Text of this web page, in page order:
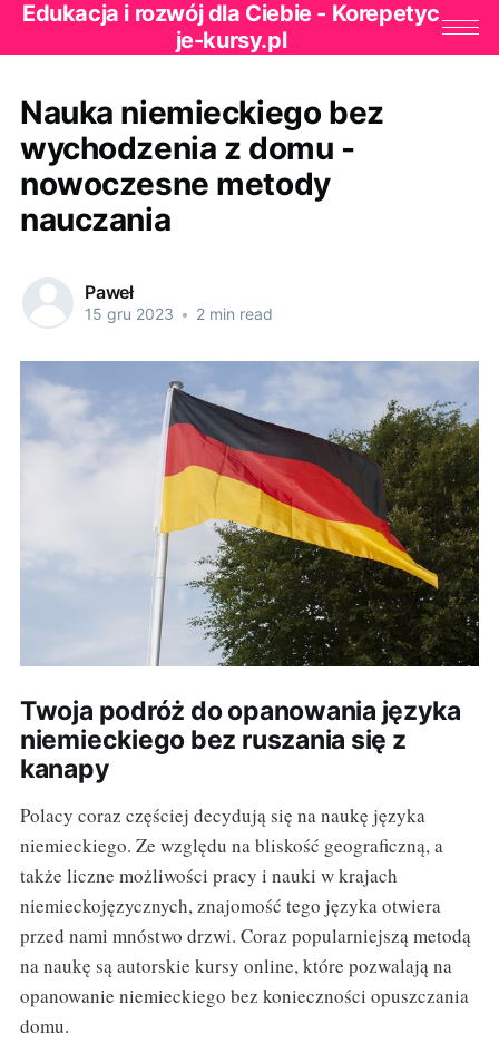
Edukacja i rozwój dla Ciebie - Korepetyc
je-kursy.pl
Nauka niemieckiego bez
wychodzenia z domu -
nowoczesne metody
nauczania
Paweł
15 gru 2023 • 2 min read
Twoja podróż do opanowania języka
niemieckiego bez ruszania się z
kanapy
Polacy coraz częściej decydują się na naukę języka
niemieckiego. Ze względu na bliskość geograficzną, a
także liczne możliwości pracy i nauki w krajach
niemieckojęzycznych, znajomość tego języka otwiera
przed nami mnóstwo drzwi. Coraz popularniejszą metodą
na naukę są autorskie kursy online, które pozwalają na
opanowanie niemieckiego bez konieczności opuszczania
domu.